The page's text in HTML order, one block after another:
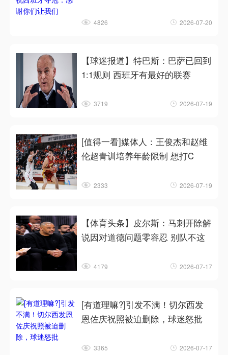
4826 2026-07-20
【球迷报道】特巴斯：巴萨已回到
1:1规则 西班牙有最好的联赛
3719 2026-07-19
[值得一看]媒体人：王俊杰和赵维
伦超青训培养年龄限制 想打C
2333 2026-07-19
【体育头条】皮尔斯：马刺开除解
说因对道德问题零容忍 别队不这
4179 2026-07-17
[有道理嘛?]引发不满！切尔西发
恩佐庆祝照被迫删除，球迷怒批
3365 2026-07-17